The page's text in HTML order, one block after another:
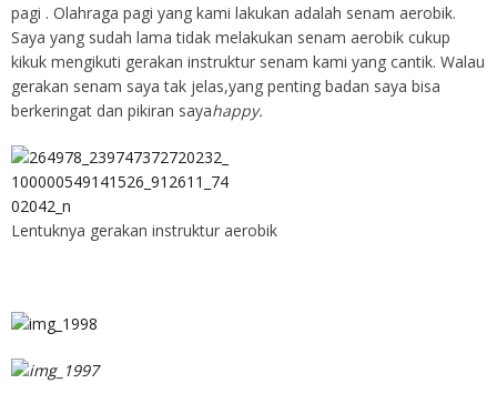
pagi . Olahraga pagi yang kami lakukan adalah senam aerobik.
Saya yang sudah lama tidak melakukan senam aerobik cukup
kikuk mengikuti gerakan instruktur senam kami yang cantik. Walau
gerakan senam saya tak jelas,yang penting badan saya bisa
berkeringat dan pikiran sayahappy.
Lentuknya gerakan instruktur aerobik